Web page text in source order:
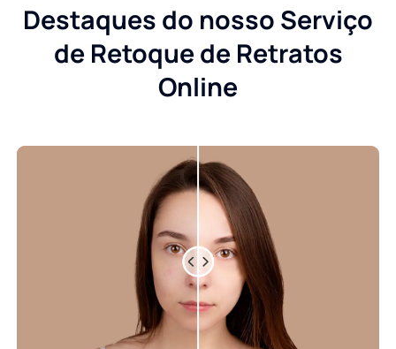
Destaques do nosso Serviço
de Retoque de Retratos
Online